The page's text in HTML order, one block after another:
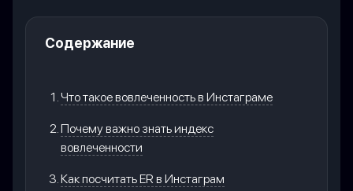
Содержание
Что такое вовлеченность в Инстаграме
Почему важно знать индекс
вовлеченности
Как посчитать ER в Инстаграм